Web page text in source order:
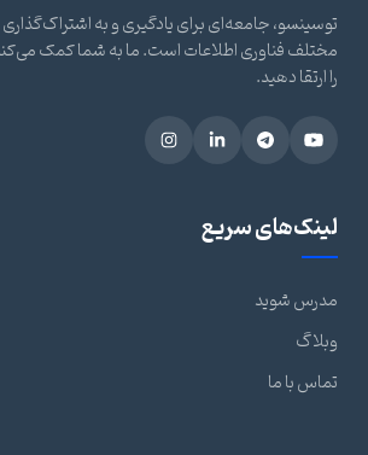
توسینسو، جامعه‌ای برای یادگیری و به
مختلف فناوری اطلاعات است. ما به شما کمک
را ارتقا دهید.
لینک‌های سریع
مدرس شوید
وبلاگ
تماس با ما